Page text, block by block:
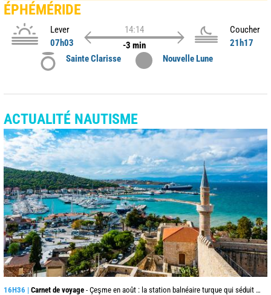
ÉPHÉMÉRIDE
Lever
07h03
14:14
-3 min
Coucher
21h17
Sainte Clarisse
Nouvelle Lune
ACTUALITÉ NAUTISME
16H36 | Carnet de voyage - Çeşme en août : la station balnéaire turque qui séduit jusque de l’autre côté de la mer Égée